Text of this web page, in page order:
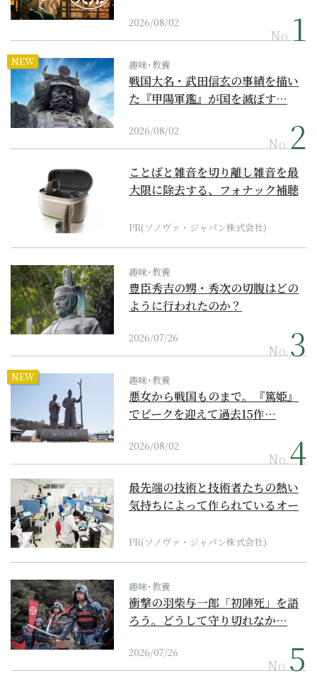
2026/08/02
No.
NEW 趣味･教養
戦国大名・武田信玄の事績を描い
た『甲陽軍鑑』が国を滅ぼす…
2026/08/02
No.
ことばと雑音を切り離し雑音を最
大限に除去する、フォナック補聴
PR(ソノヴァ・ジャパン株式会社)
趣味･教養
豊臣秀吉の甥・秀次の切腹はどの
ように行われたのか？
2026/07/26
No.
NEW 趣味･教養
悪女から戦国ものまで。『篤姫』
でピークを迎えて過去15作…
2026/08/02
No.
最先端の技術と技術者たちの熱い
気持ちによって作られているオー
PR(ソノヴァ・ジャパン株式会社)
趣味･教養
衝撃の羽柴与一郎「初陣死」を語
ろう。どうして守り切れなか…
2026/07/26
No.